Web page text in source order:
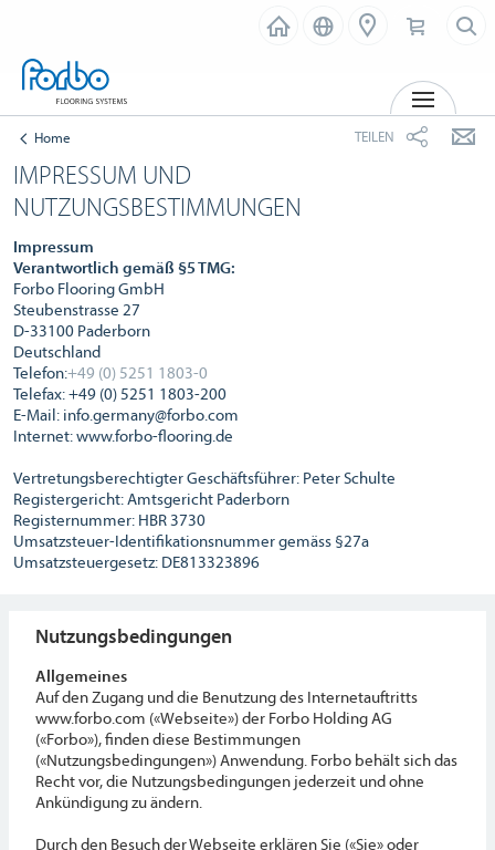
Home TEILEN
IMPRESSUM UND
NUTZUNGSBESTIMMUNGEN
Impressum
Verantwortlich gemäß §5 TMG:
Forbo Flooring GmbH
Steubenstrasse 27
D-33100 Paderborn
Deutschland
Telefon:+49 (0) 5251 1803-0
Telefax: +49 (0) 5251 1803-200
E-Mail: info.germany@forbo.com
Internet: www.forbo-flooring.de
Vertretungsberechtigter Geschäftsführer: Peter Schulte
Registergericht: Amtsgericht Paderborn
Registernummer: HBR 3730
Umsatzsteuer-Identifikationsnummer gemäss §27a
Umsatzsteuergesetz: DE813323896
Nutzungsbedingungen
Allgemeines
Auf den Zugang und die Benutzung des Internetauftritts
www.forbo.com («Webseite») der Forbo Holding AG
(«Forbo»), finden diese Bestimmungen
(«Nutzungsbedingungen») Anwendung. Forbo behält sich das
Recht vor, die Nutzungsbedingungen jederzeit und ohne
Ankündigung zu ändern.
Durch den Besuch der Webseite erklären Sie («Sie» oder